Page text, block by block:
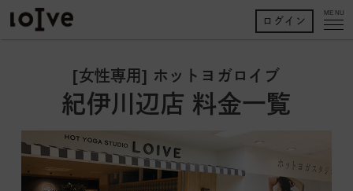
MENU
ログイン
[女性専用] ホットヨガロイブ
紀伊川辺店 料金一覧